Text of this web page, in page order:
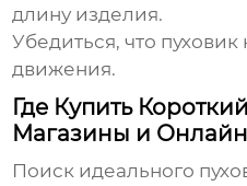
длину изделия.
Убедиться, что пуховик
движения.
Где Купить
Магазины и
Поиск идеального